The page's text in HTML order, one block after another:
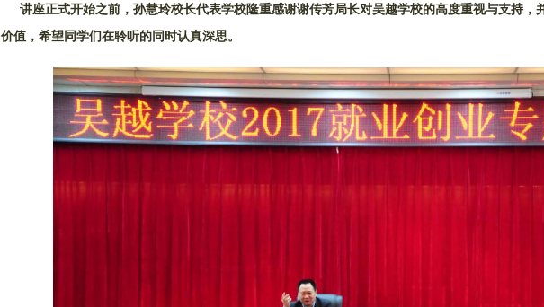
讲座正式开始之前，孙慧玲校长代表学校隆重感谢谢传芳局长对吴越学校的高度重视与支持，
价值，希望同学们在聆听的同时认真深思。